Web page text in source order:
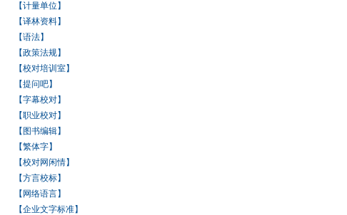
【计量单位】
【译林资料】
【语法】
【政策法规】
【校对培训室】
【提问吧】
【字幕校对】
【职业校对】
【图书编辑】
【繁体字】
【校对网闲情】
【方言校标】
【网络语言】
【企业文字标准】